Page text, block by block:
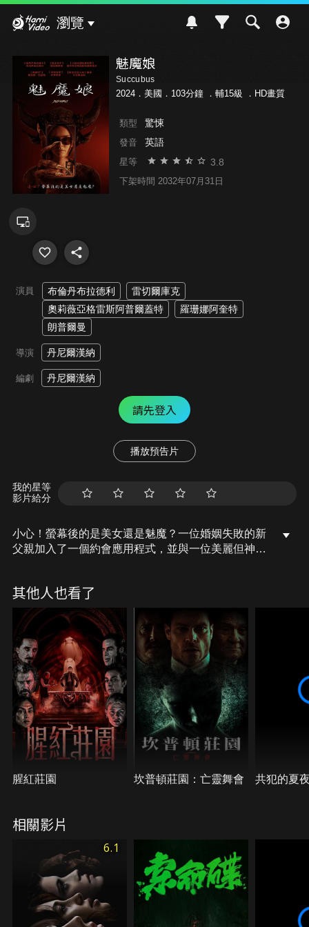
瀏覽
魅魔娘
Succubus
2024．美國．103分鐘 ． 輔15級 ．HD畫質
類型 驚悚
發音 英語
星等 3.8
下架時間 2032年07月31日
演員 布倫丹布拉德利
雷切爾庫克
奧莉薇亞格雷斯阿普爾蓋特
羅珊娜阿奎特
朗普爾曼
導演 丹尼爾漢納
編劇 丹尼爾漢納
請先登入
播放預告片
我的星等
影片給分
小心！螢幕後的是美女還是魅魔？一位婚姻失敗的新
父親加入了一個約會應用程式，並與一位美麗但神秘
不屬於這個世界，她帶來的噩夢可能是無法逃避的。
其他人也看了
腥紅莊園 坎普頓莊園：亡靈舞會 共犯的夏
相關影片
6.1